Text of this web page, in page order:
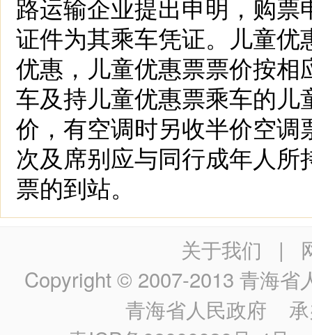
路运输企业提出申明，购
证件为其乘车凭证。儿童
优惠，儿童优惠票票价按
车及持儿童优惠票乘车的
价，有空调时另收半价空
次及席别应与同行成年人
票的到站。
关于我们 |
Copyright © 2007-2013 青海省
青海省人民政府 承